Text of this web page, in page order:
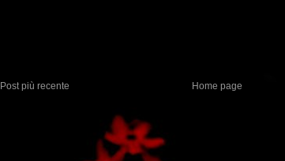
Post più recente Home page